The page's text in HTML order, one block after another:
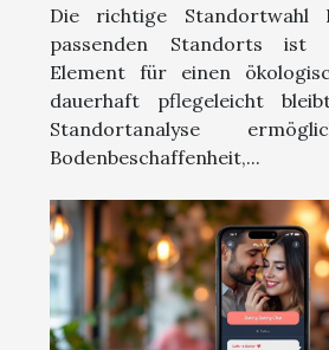
Die richtige Standortwahl
passenden Standorts ist
Element für einen
dauerhaft pflegeleicht
Standortanalyse
Bodenbeschaffenheit,...